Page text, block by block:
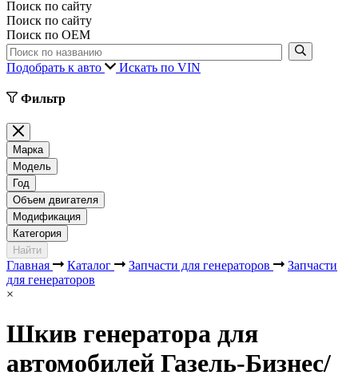
Поиск по сайту
Поиск по сайту
Поиск по ОЕМ
Подобрать к авто Искать по VIN
Фильтр
Марка
Модель
Год
Объем двигателя
Модификация
Категория
Найти
Главная Каталог Запчасти для генераторов
Запчасти
для генераторов
×
Шкив генератора для
автомобилей Газель-Бизнес/